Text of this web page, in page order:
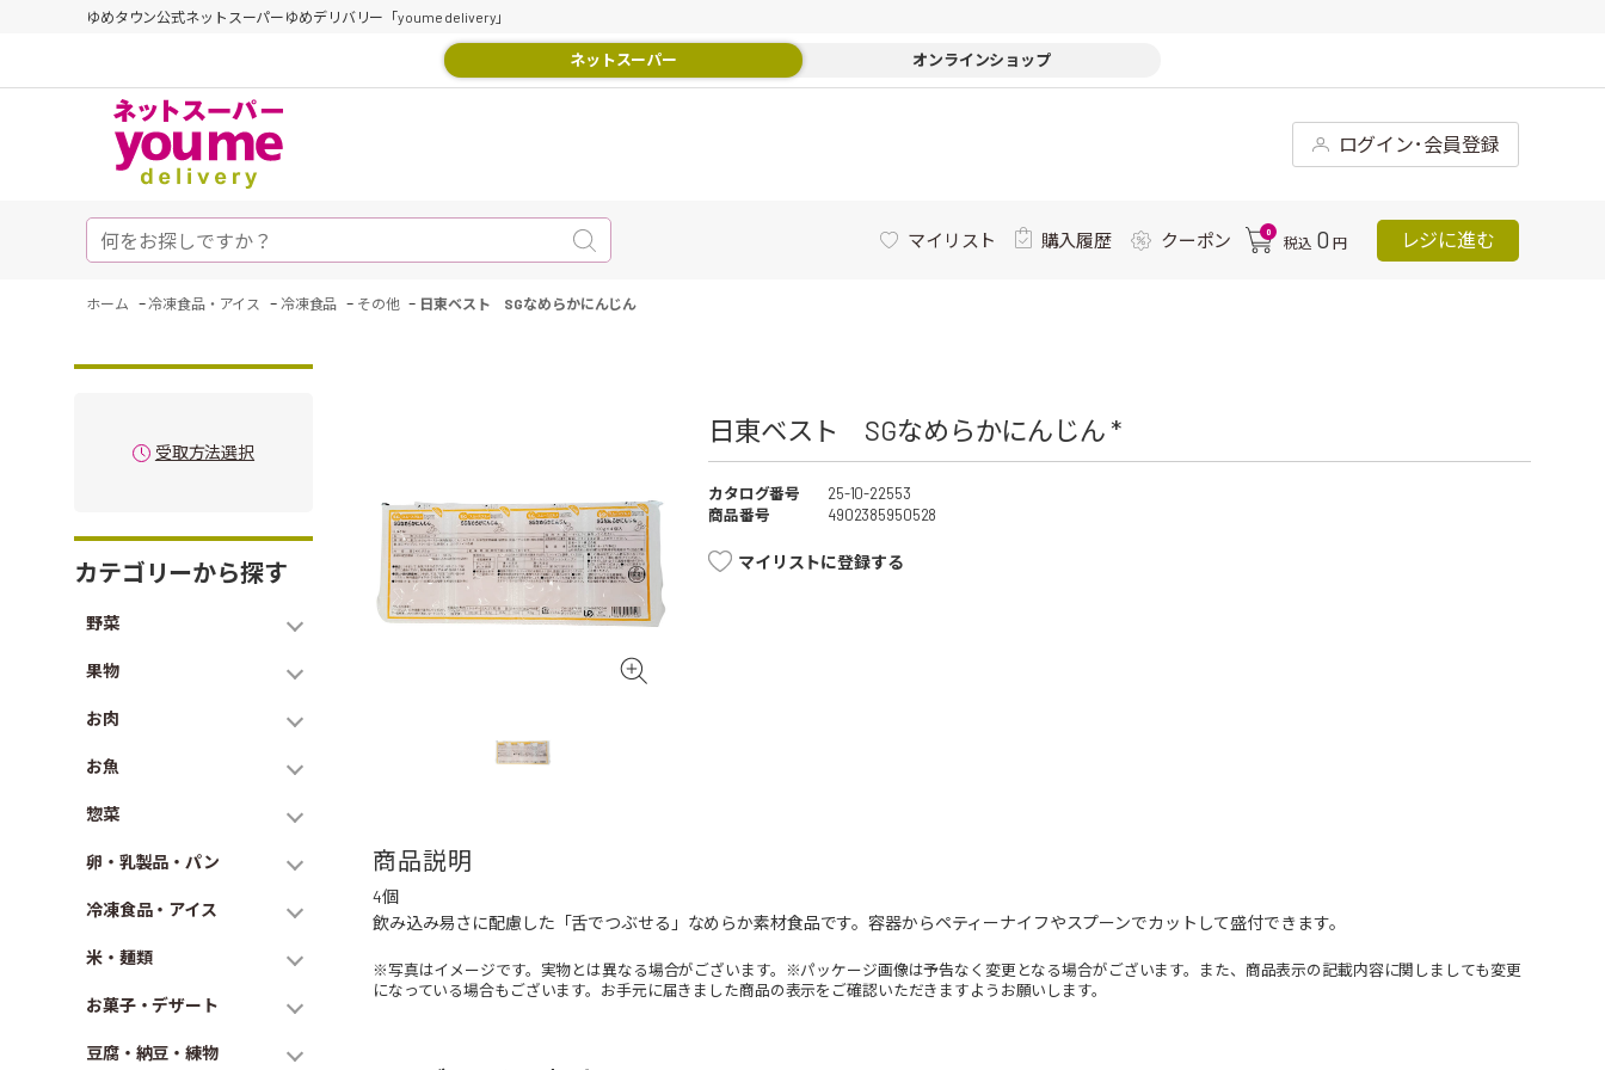
ゆめタウン公式ネットスーパーゆめデリバリー「youme delivery」
ネットスーパー オンラインショップ
ログイン･会員登録
マイリスト 購入履歴 クーポン 0
税込 0 円 レジに進む
ホーム - 冷凍食品・アイス - 冷凍食品 - その他 - 日東ベスト SGなめらかにんじん
受取方法選択
カテゴリーから探す
野菜
果物
お肉
お魚
惣菜
卵・乳製品・パン
冷凍食品・アイス
米・麺類
お菓子・デザート
豆腐・納豆・練物
日東ベスト SGなめらかにんじん *
カタログ番号
25-10-22553
商品番号
4902385950528
マイリストに登録する
商品説明
4個
飲み込み易さに配慮した「舌でつぶせる」なめらか素材食品です。容器からペティーナイフやスプーンでカットして盛付できます。
※写真はイメージです。実物とは異なる場合がございます。※パッケージ画像は予告なく変更となる場合がございます。また、商品表示の記載内容に関しましても変更
になっている場合もございます。お手元に届きました商品の表示をご確認いただきますようお願いします。